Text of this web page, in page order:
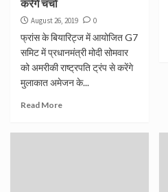
करेंगे चर्चा
August 26, 2019 0
फ्रांस के बियारिट्ज में आयोजित G7
समिट में प्रधानमंत्री मोदी सोमवार
को अमरीकी राष्ट्रपति ट्रंप से करेंगे
मुलाकात अमेजन के...
Read More